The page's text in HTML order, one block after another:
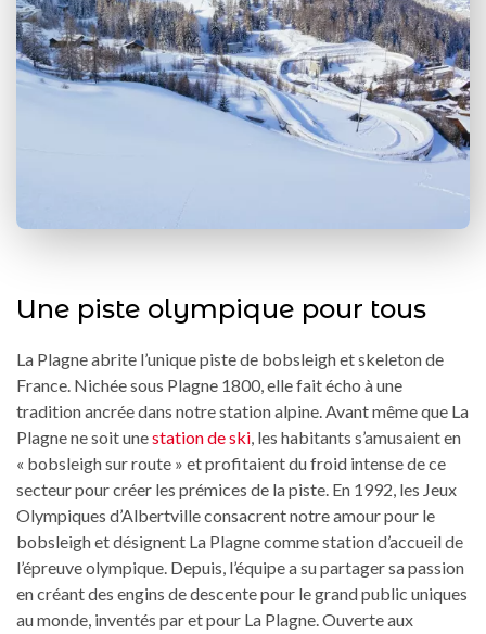
Une piste olympique pour tous
La Plagne abrite l’unique piste de bobsleigh et skeleton de
France. Nichée sous Plagne 1800, elle fait écho à une
tradition ancrée dans notre station alpine. Avant même que La
Plagne ne soit unestation de ski, les habitants s’amusaient en
« bobsleigh sur route » et profitaient du froid intense de ce
secteur pour créer les prémices de la piste. En 1992, les Jeux
Olympiques d’Albertville consacrent notre amour pour le
bobsleigh et désignent La Plagne comme station d’accueil de
l’épreuve olympique. Depuis, l’équipe a su partager sa passion
en créant des engins de descente pour le grand public uniques
au monde, inventés par et pour La Plagne. Ouverte aux